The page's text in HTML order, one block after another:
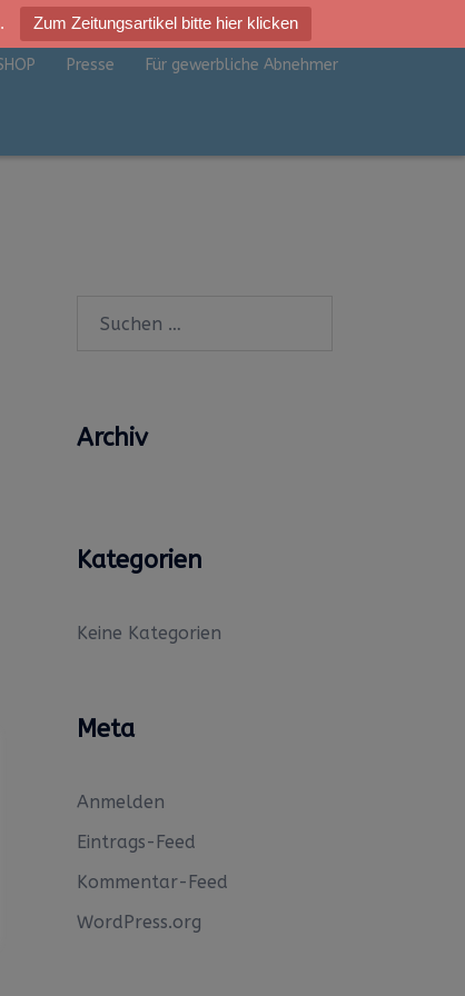
Zum Zeitungsartikel bitte hier klicken
Presse
Für gewerbliche Abnehmer
nach:
Archiv
Kategorien
Keine Kategorien
Meta
Anmelden
Eintrags-Feed
Kommentar-Feed
WordPress.org